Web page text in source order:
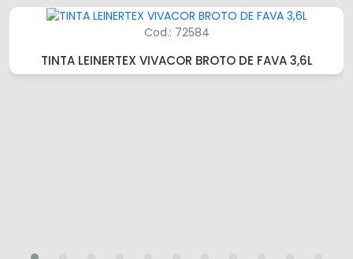
Cod.: 72584
TINTA LEINERTEX VIVACOR BROTO DE FAVA 3,6L